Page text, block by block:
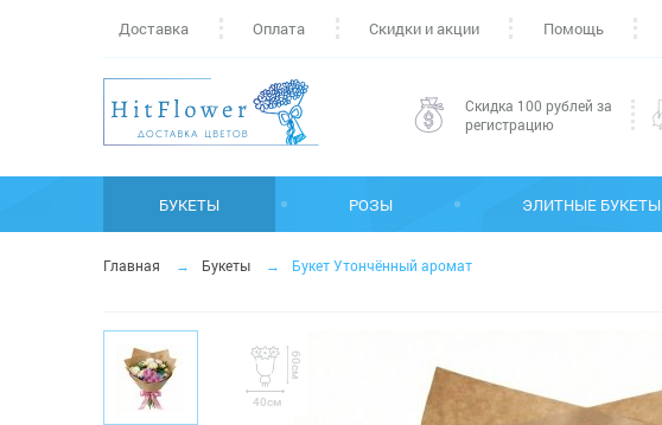
Доставка Оплата Скидки и акции Помощь
Скидка 100 рублей за
регистрацию
БУКЕТЫ РОЗЫ ЭЛИТНЫЕ БУКЕТЫ
Главная Букеты Букет Утончённый аромат
40см
60см